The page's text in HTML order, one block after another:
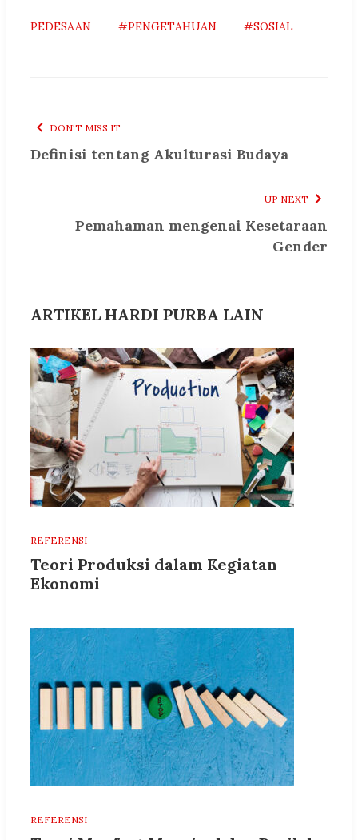
PEDESAAN #PENGETAHUAN #SOSIAL
DON'T MISS IT
Definisi tentang Akulturasi Budaya
UP NEXT
Pemahaman mengenai Kesetaraan
Gender
ARTIKEL HARDI PURBA LAIN
REFERENSI
Teori Produksi dalam Kegiatan
Ekonomi
REFERENSI